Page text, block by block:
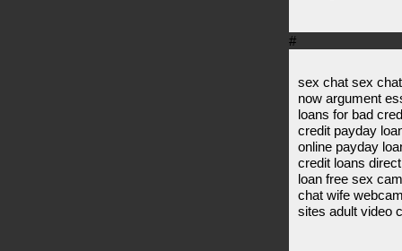
#
sex chat sex
now argument
loans for bad
credit payday
online payday
credit loans
loan free sex
chat wife
sites adult video